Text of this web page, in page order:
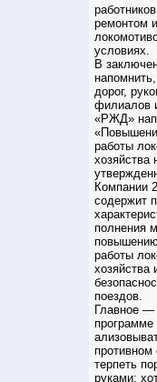
ремон­том
условиях.
В
дорог,
филиалов
«РЖД»
работы
хозяйства
Компании
содержит
полнения
работы
хозяйства
поездов.
Главное —
программе
противном
терпеть
руками: